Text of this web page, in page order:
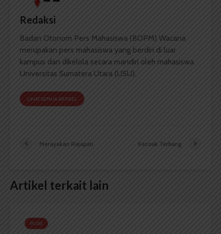
Redaksi
Badan Otonom Pers Mahasiswa (BOPM) Wacana
merupakan pers mahasiswa yang berdiri di luar
kampus dan dikelola secara mandiri oleh mahasiswa
Universitas Sumatera Utara (USU).
LIHAT SEMUA ARTIKEL
Merayakan Rajapati Kecoak Terbang
Artikel terkait lain
PUISI